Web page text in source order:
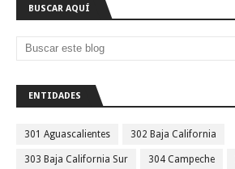
BUSCAR AQUÍ
ENTIDADES
301 Aguascalientes 302 Baja California
303 Baja California Sur 304 Campeche